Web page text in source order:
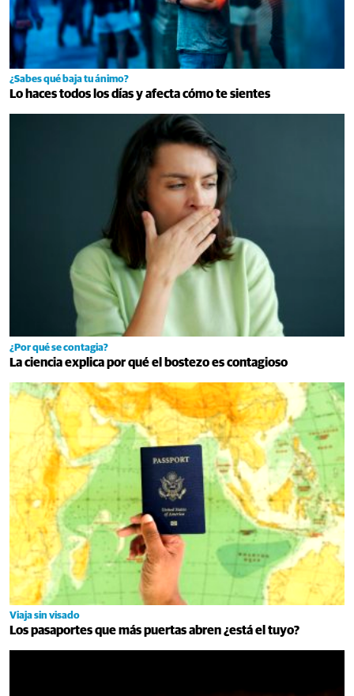
¿Sabes qué baja tu ánimo?
Lo haces todos los días y afecta cómo te sientes
¿Por qué se contagia?
La ciencia explica por qué el bostezo es contagioso
Viaja sin visado
Los pasaportes que más puertas abren ¿está el tuyo?